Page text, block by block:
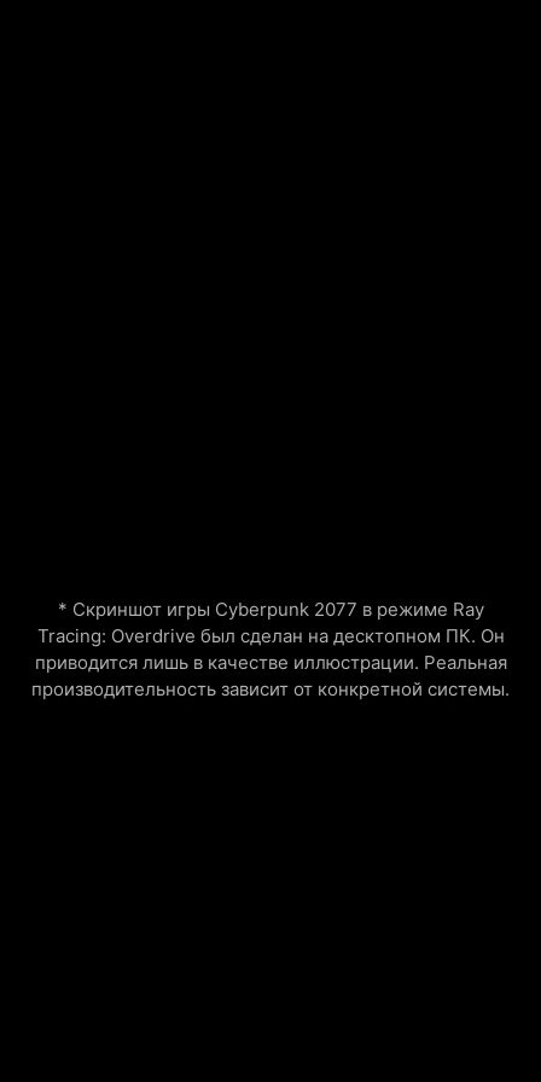
* Скриншот игры Cyberpunk 2077 в режиме Ray
Tracing: Overdrive был сделан на десктопном ПК. Он
приводится лишь в качестве иллюстрации. Реальная
производительность зависит от конкретной системы.